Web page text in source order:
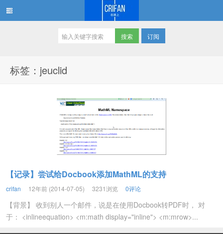
订阅
标签：jeuclid
【记录】尝试给Docbook添加MathML的支持
crifan 12年前 (2014-07-05) 3231浏览 0评论
【背景】 收到别人一个邮件，说是在使用Docbook转PDF时， 对
于： <inlineequation> <m:math display="inline"> <m:mrow>...